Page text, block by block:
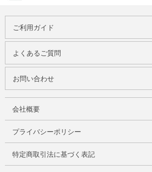
ご利用ガイド
よくあるご質問
お問い合わせ
会社概要
プライバシーポリシー
特定商取引法に基づく表記